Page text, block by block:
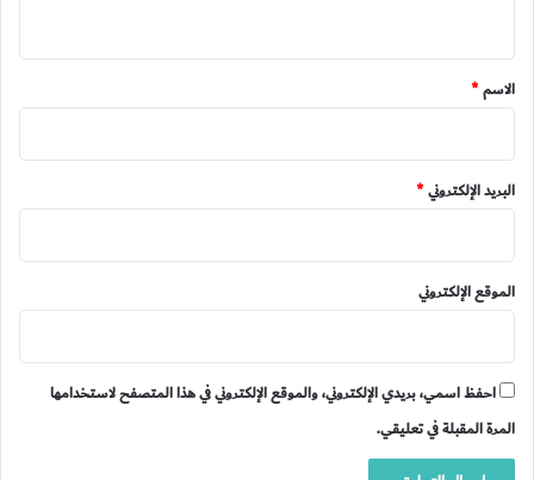
*
الاسم*
البريد الإلكتروني*
الموقع الإلكتروني
احفظ اسمي، بريدي الإلكتروني، والموقع الإلكتروني في هذا المتصفح لاستخدامها
المرة المقبلة في تعليقي.